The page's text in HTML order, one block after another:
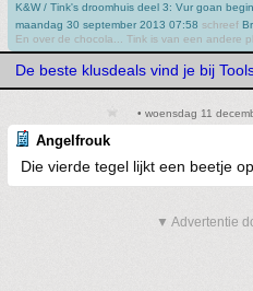
K&W / Tink's droomhuis deel 3: Vur goan
maandag 30 september 2013 07:58 schreef
En over de chocola... Tink is van een andere
De beste klusdeals vind je bij
• woensdag 11
Angelfrouk
Die vierde tegel lijkt een beetje
▼ Advertentie